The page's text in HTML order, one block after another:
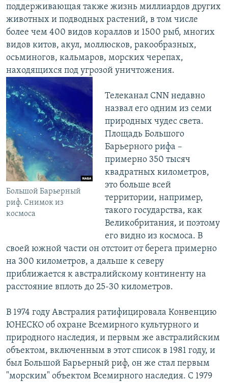
поддерживающая также жизнь миллиардов других
животных и подводных растений, в том числе
более чем 400 видов кораллов и 1500 рыб, многих
видов китов, акул, моллюсков, ракообразных,
осьминогов, кальмаров, морских черепах,
находящихся под угрозой уничтожения.
Большой Барьерный
риф. Снимок из
космоса
Телеканал CNN недавно
назвал его одним из семи
природных чудес света.
Площадь Большого
Барьерного рифа –
примерно 350 тысяч
квадратных километров,
это больше всей
территории, например,
такого государства, как
Великобритания, и поэтому
его видно из космоса. В
своей южной части он отстоит от берега примерно
на 300 километров, а дальше к северу
приближается к австралийскому континенту на
расстояние вплоть до 25-30 километров.
В 1974 году Австралия ратифицировала Конвенцию
ЮНЕСКО об охране Всемирного культурного и
природного наследия, и первым же австралийским
объектом, включенным в этот список в 1981 году, и
был Большой Барьерный риф, он же стал первым
"морским" объектом Всемирного наследия. С 1979